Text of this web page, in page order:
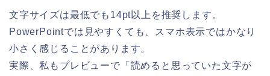
文字サイズは最低でも14pt以上を推奨します。
PowerPointでは見やすくても、スマホ表示ではかなり
小さく感じることがあります。
実際、私もプレビューで「読めると思っていた文字が